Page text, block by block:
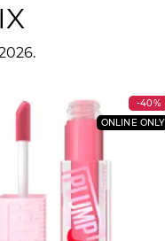
-40%
ONLINE ONLY